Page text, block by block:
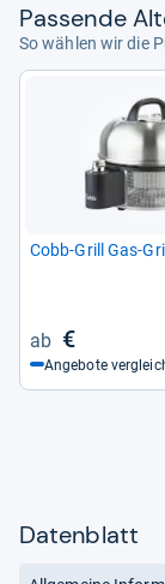
Pas­sende
So wählen wir die
Cobb-​Grill Gas-​Grill
€
Angebote
Datenblatt